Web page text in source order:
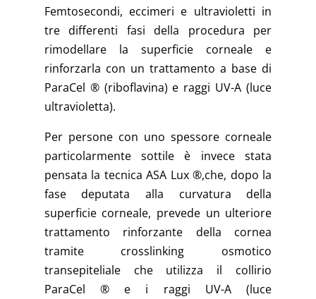
Femtosecondi, eccimeri e ultravioletti in
tre differenti fasi della procedura per
rimodellare la superficie corneale e
rinforzarla con un trattamento a base di
ParaCel ® (riboflavina) e raggi UV-A (luce
ultravioletta).
Per persone con uno spessore corneale
particolarmente sottile è invece stata
pensata la tecnica ASA Lux ®,che, dopo la
fase deputata alla curvatura della
superficie corneale, prevede un ulteriore
trattamento rinforzante della cornea
tramite crosslinking osmotico
transepiteliale che utilizza il collirio
ParaCel ® e i raggi UV-A (luce